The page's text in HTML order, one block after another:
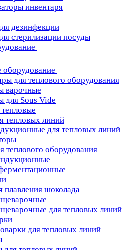
инвентаря
дезинфекции
стерилизации посуды
оборудование
для теплового оборудования
варочные
для Sous Vide
тепловых линий
для тепловых линий
теплового оборудования
плавления шоколада
для тепловых линий
для тепловых линий